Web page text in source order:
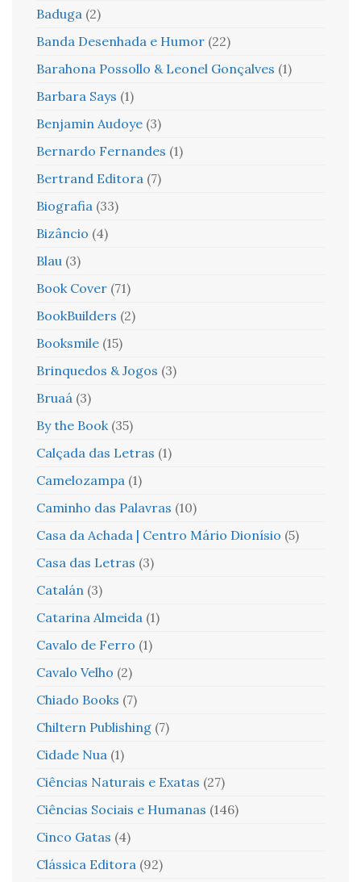
Baduga (2)
Banda Desenhada e Humor (22)
Barahona Possollo & Leonel Gonçalves (1)
Barbara Says (1)
Benjamin Audoye (3)
Bernardo Fernandes (1)
Bertrand Editora (7)
Biografia (33)
Bizâncio (4)
Blau (3)
Book Cover (71)
BookBuilders (2)
Booksmile (15)
Brinquedos & Jogos (3)
Bruaá (3)
By the Book (35)
Calçada das Letras (1)
Camelozampa (1)
Caminho das Palavras (10)
Casa da Achada | Centro Mário Dionísio (5)
Casa das Letras (3)
Catalán (3)
Catarina Almeida (1)
Cavalo de Ferro (1)
Cavalo Velho (2)
Chiado Books (7)
Chiltern Publishing (7)
Cidade Nua (1)
Ciências Naturais e Exatas (27)
Ciências Sociais e Humanas (146)
Cinco Gatas (4)
Clássica Editora (92)